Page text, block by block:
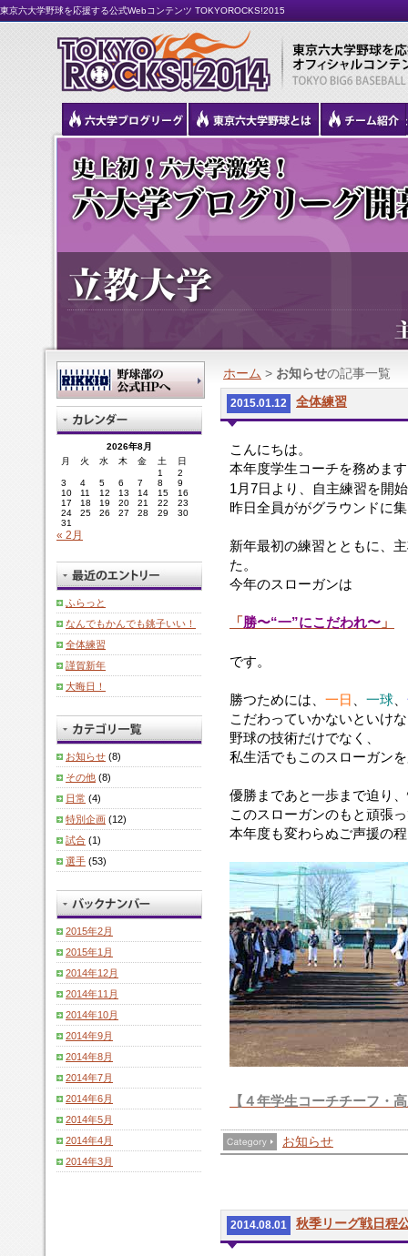
東京六大学野球を応援する公式Webコンテンツ TOKYOROCKS!2015
ホーム > お知らせの記事一覧
2015.01.12 全体練習
1
月
日
よ
自
主
練
を
し
い
ま
し
た
本
日
全
部
員
が
ラ
ウ
ン
ド
に
集
ま
り、
全
体
習
ス
タ
き
り
新
年
最
初
の
習
と
と
に、
将
の
木
よ
り
ス
ー
ガ
ン
の
発
表
あ
り
ま
し
た。
今
年
の
ス
ロ
ガ
は
「勝〜“一”に
わ
れ〜」
で
優
勝
ま
で
あ
一
歩
ま
せ
り、
悔
い
思
い
を
た
昨
秋
忘
れ
こ
の
ス
ロ
ー
ガ
ン
の
も
と
張
て
い
い
と
思
こんにちは。
本年度学生コーチを務めま
1月7日より、自主練習を開
昨日全員ががグラウンドに
新年最初の練習とともに、
た。
今年のスローガンは
「勝〜“一”にこだわれ〜 」
です。
勝つためには、 一日 一球
こだわっていかないといけ
野球の技術だけでなく、
私生活でもこのスローガン
優勝まであと一歩まで迫り
このスローガンのもと頑張
本年度も変わらぬご声援の
【４年学生コーチチーフ・
お知らせ
2014.08.01 秋季リーグ戦日程
2026年8月
月
火 水 木 金 土
日
1
2
3
4 5 6 7 8
9
10
11 12 13 14 15
16
17
18 19 20 21 22
23
24
25 26 27 28 29
30
31
« 2月
ふらっと
なんでもかんでも銚子いい！
全体練習
謹賀新年
大晦日！
お知らせ (8)
その他 (8)
日常 (4)
特別企画 (12)
試合 (1)
選手 (53)
2015年2月
2015年1月
2014年12月
2014年11月
2014年10月
2014年9月
2014年8月
2014年7月
2014年6月
2014年5月
2014年4月
2014年3月